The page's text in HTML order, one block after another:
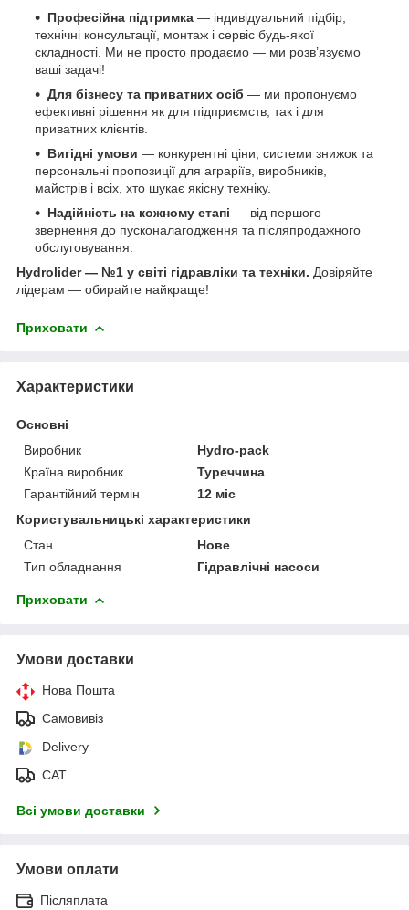
Професійна підтримка — індивідуальний підбір,
технічні консультації, монтаж і сервіс будь-якої
складності. Ми не просто продаємо — ми розв’язуємо
ваші задачі!
Для бізнесу та приватних осіб — ми пропонуємо
ефективні рішення як для підприємств, так і для
приватних клієнтів.
Вигідні умови — конкурентні ціни, системи знижок та
персональні пропозиції для аграріїв, виробників,
майстрів і всіх, хто шукає якісну техніку.
Надійність на кожному етапі — від першого
звернення до пусконалагодження та післяпродажного
обслуговування.
Hydrolider — №1 у світі гідравліки та техніки. Довіряйте
лідерам — обирайте найкраще!
Приховати
Характеристики
Основні
Виробник
Hydro-pack
Країна виробник
Туреччина
Гарантійний термін
12 міс
Користувальницькі характеристики
Стан
Нове
Тип обладнання
Гідравлічні насоси
Приховати
Умови доставки
Нова Пошта
Самовивіз
Delivery
САТ
Всі умови доставки
Умови оплати
Післяплата